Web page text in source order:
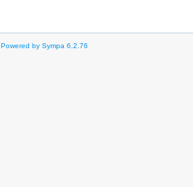
Powered by Sympa 6.2.76